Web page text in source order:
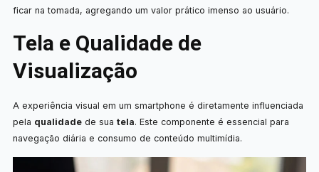
ficar na tomada, agregando um valor prático imenso ao usuário.
Tela e Qualidade de
Visualização
A experiência visual em um smartphone é diretamente influenciada
pela qualidadede sua tela. Este componente é essencial para
navegação diária e consumo de conteúdo multimídia.